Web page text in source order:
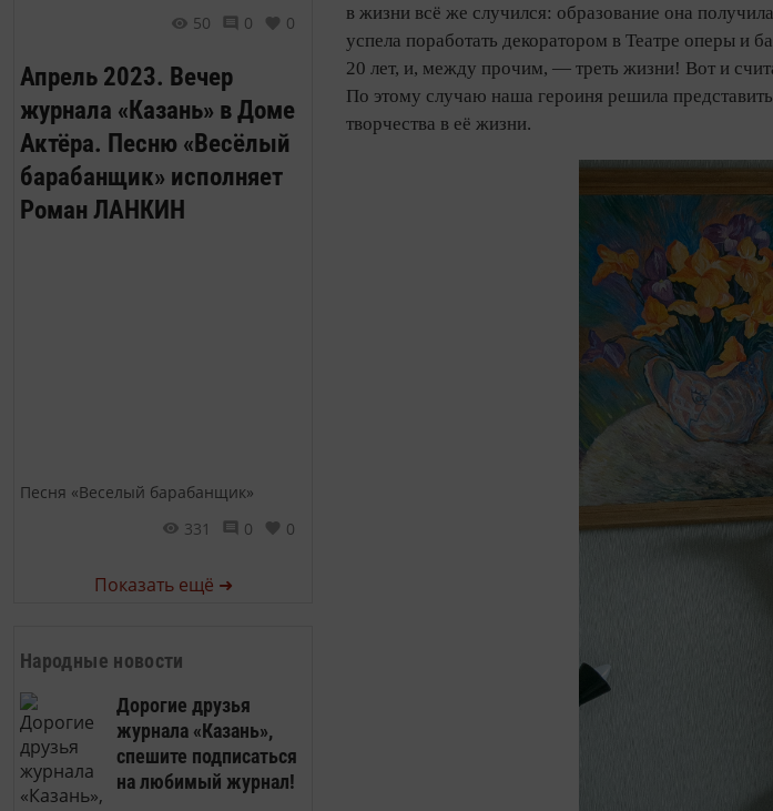
50
0 0
Апрель 2023. Вечер
журнала «Казань» в Доме
Актёра. Песню «Весёлый
барабанщик» исполняет
Роман ЛАНКИН
Песня «Веселый барабанщик»
331
0 0
Показать ещё ➜
Народные новости
Дорогие друзья
журнала «Казань»,
спешите подписаться
на любимый журнал!
в жизни всё же случился: образование она
успела поработать декоратором в Театре оперы и
20 лет, и, между прочим, — треть жизни! Вот и
По этому случаю наша героиня решила
творчества в её жизни.